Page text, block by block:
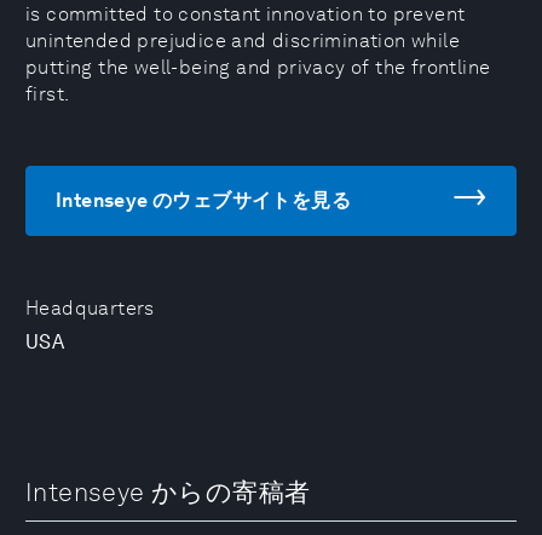
Headquarters
USA
is committed to constant innovation to prevent
unintended prejudice and discrimination while
putting the well-being and privacy of the frontline
first.
Intenseye のウェブサイトを見る
Intenseye からの寄稿者